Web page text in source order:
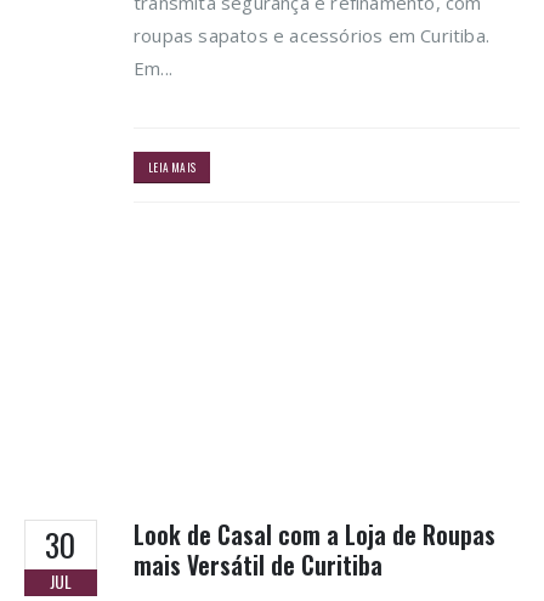
roupas sapatos e acessórios em Curitiba.
Em...
LEIA MAIS
30
JUL
Look de Casal com a Loja de Roupas
mais Versátil de Curitiba